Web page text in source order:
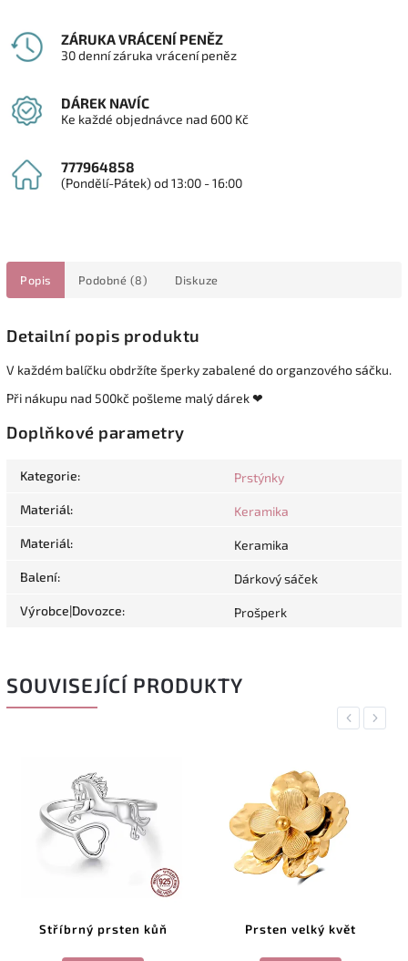
ZÁRUKA VRÁCENÍ PENĚZ
30 denní záruka vrácení peněz
DÁREK NAVÍC
Ke každé objednávce nad 600 Kč
777964858
(Pondělí-Pátek) od 13:00 - 16:00
Popis Podobné (8) Diskuze
Detailní popis produktu
V každém balíčku obdržíte šperky zabalené do organzového sáčku.
Při nákupu nad 500kč pošleme malý dárek ❤
Doplňkové parametry
Kategorie: Prstýnky
Materiál: Keramika
Materiál: Keramika
Balení: Dárkový sáček
Výrobce|Dovozce: Prošperk
SOUVISEJÍCÍ PRODUKTY
Previous
Stříbrný prsten kůň Prsten velký květ
Next